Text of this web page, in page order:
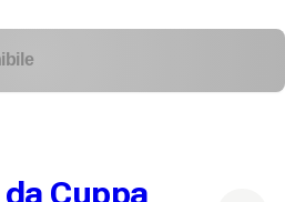
Cuppa